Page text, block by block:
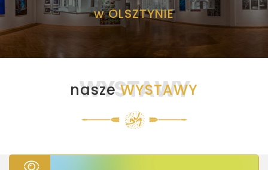
w OLSZTYNIE
WYSTAWY
naszeWYSTAWY